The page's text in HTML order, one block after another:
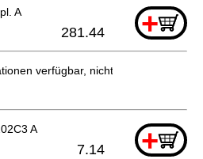
A +
281.44
verfügbar, nicht bestellbar
A +
7.14